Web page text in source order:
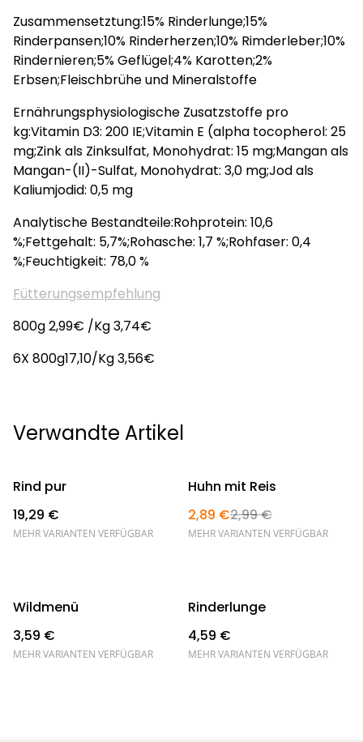
Zusammensetztung:15% Rinderlunge;15%
Rinderpansen;10% Rinderherzen;10% Rimderleber;10%
Rindernieren;5% Geflügel;4% Karotten;2%
Erbsen;Fleischbrühe und Mineralstoffe
Ernährungsphysiologische Zusatzstoffe pro
kg:Vitamin D3: 200 IE;Vitamin E (alpha tocopherol: 25
mg;Zink als Zinksulfat, Monohydrat: 15 mg;Mangan als
Mangan-(II)-Sulfat, Monohydrat: 3,0 mg;Jod als
Kaliumjodid: 0,5 mg
Analytische Bestandteile:Rohprotein: 10,6
%;Fettgehalt: 5,7%;Rohasche: 1,7 %;Rohfaser: 0,4
%;Feuchtigkeit: 78,0 %
Fütterungsempfehlung
800g 2,99€ /Kg 3,74€
6X 800g17,10/Kg 3,56€
Verwandte Artikel
Rind pur
19,29 €
MEHR VARIANTEN VERFÜGBAR
%
Huhn mit Reis
2,89 €2,99 €
MEHR VARIANTEN VERFÜGBAR
Wildmenü
3,59 €
MEHR VARIANTEN VERFÜGBAR
Rinderlunge
4,59 €
MEHR VARIANTEN VERFÜGBAR